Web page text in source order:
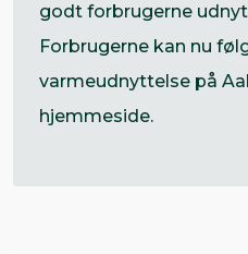
godt forbrugerne
Forbrugerne kan nu
varmeudnyttelse på
hjemmeside.